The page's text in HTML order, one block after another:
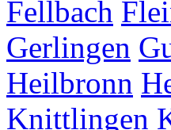
Fellbach
Gerlingen
Heilbronn
Knittlingen